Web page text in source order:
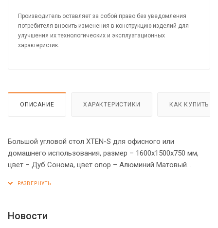
Производитель оставляет за собой право без уведомления
потребителя вносить изменения в конструкцию изделий для
улучшения их технологических и эксплуатационных
характеристик.
ОПИСАНИЕ ХАРАКТЕРИСТИКИ КАК КУПИТЬ
Большой угловой стол XTEN-S для офисного или
домашнего использования, размер – 1600х1500х750 мм,
цвет – Дуб Сонома, цвет опор – Алюминий Матовый.
который прочно крепиться к столу металлической
надежность. Стол оснащен устойчивым и долговечным
Новости